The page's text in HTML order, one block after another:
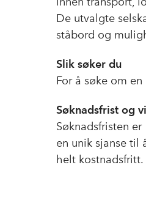
De utvalgte
ståbord og
Slik søker du
For å søke om
Søknadsfrist og
Søknadsfristen
en unik sjanse til
helt kostnadsfritt.